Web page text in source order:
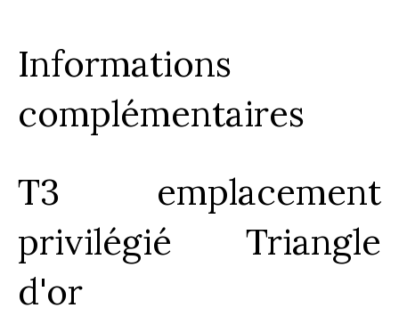
Informations
complémentaires
T3 emplacement
privilégié Triangle
d'or